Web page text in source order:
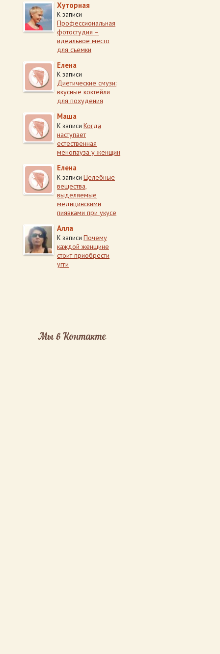
Хуторная
К записи
Профессиональная
фотостудия –
идеальное место
для съемки
Елена
К записи
Диетические смузи:
вкусные коктейли
для похудения
Маша
К записи Когда
наступает
естественная
менопауза у женщин
Елена
К записи Целебные
вещества,
выделяемые
медицинскими
пиявками при укусе
Алла
К записи Почему
каждой женщине
стоит приобрести
угги
Мы в Контакте